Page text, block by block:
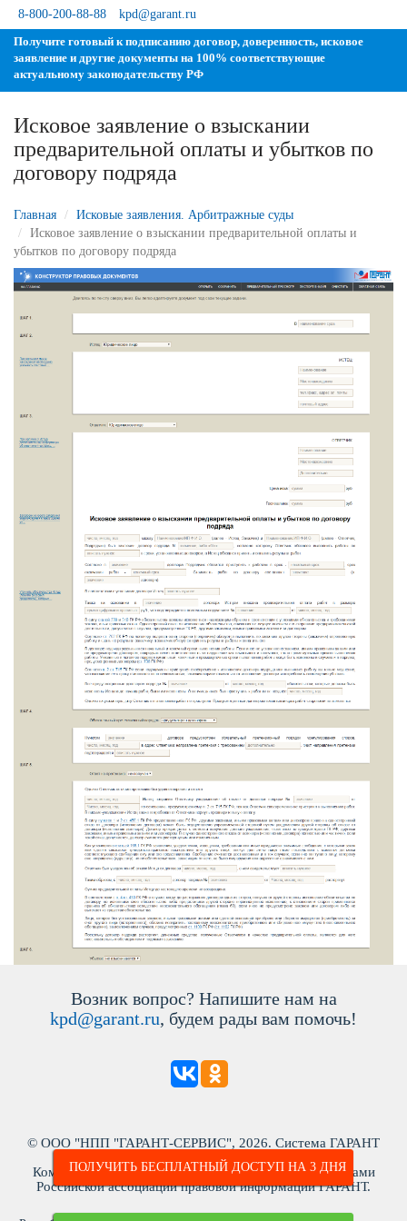
8-800-200-88-88
kpd@garant.ru
Получите готовый к подписанию договор, доверенность, исковое
заявление и другие документы на 100% соответствующие
актуальному законодательству РФ
Исковое заявление о взыскании
предварительной оплаты и убытков по
договору подряда
Главная
Исковые заявления. Арбитражные суды
Исковое заявление о взыскании предварительной оплаты и
убытков по договору подряда
ПОЛУЧИТЬ БЕСПЛАТНЫЙ ДОСТУП НА 3 ДНЯ
озник вопрос? Напишите нам на
kpd@garant.ru, будем рады вам помочь!
© ООО "НПП "ГАРАНТ-СЕРВИС", 2026. Система ГАРАНТ
ыпускается с 1990 года. ИНН: 7718013048
Компания "Гарант" и ее партнеры являются участниками
Российской ассоциации правовой информации ГАРАНТ.